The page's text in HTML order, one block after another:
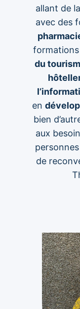
allant de la
avec des
formations
du
en
bien
aux
de